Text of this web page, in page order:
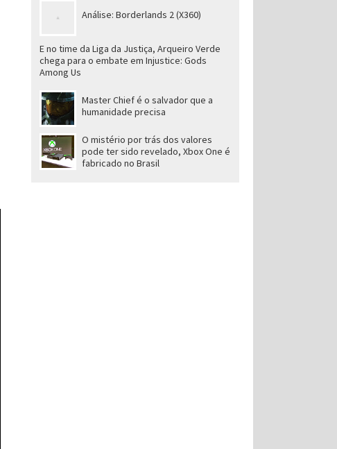
Análise: Borderlands 2 (X360)
E no time da Liga da Justiça, Arqueiro Verde
chega para o embate em Injustice: Gods
Among Us
Master Chief é o salvador que a
humanidade precisa
O mistério por trás dos valores
pode ter sido revelado, Xbox One é
fabricado no Brasil